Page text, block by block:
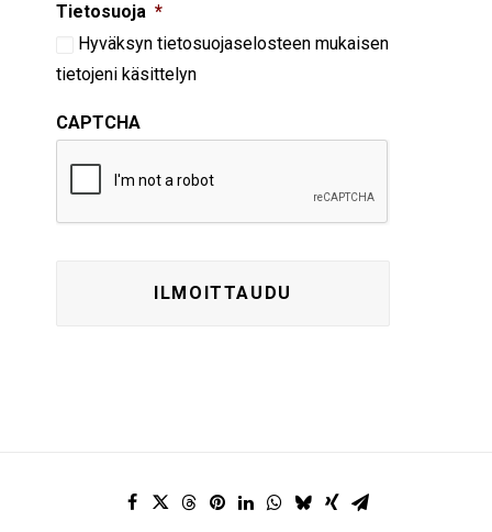
Tietosuoja *
Hyväksyn tietosuojaselosteen mukaisen
tietojeni käsittelyn
CAPTCHA